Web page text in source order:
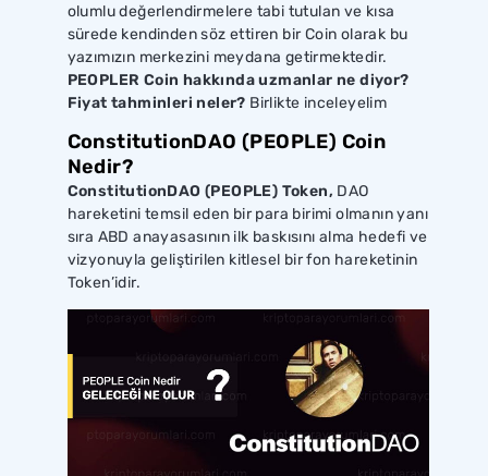
olumlu değerlendirmelere tabi tutulan ve kısa
sürede kendinden söz ettiren bir Coin olarak bu
yazımızın merkezini meydana getirmektedir.
PEOPLER Coin hakkında uzmanlar ne diyor?
Fiyat tahminleri neler? Birlikte inceleyelim
ConstitutionDAO (PEOPLE) Coin
Nedir?
ConstitutionDAO (PEOPLE) Token, DAO
hareketini temsil eden bir para birimi olmanın yanı
sıra ABD anayasasının ilk baskısını alma hedefi ve
vizyonuyla geliştirilen kitlesel bir fon hareketinin
Token’idir.